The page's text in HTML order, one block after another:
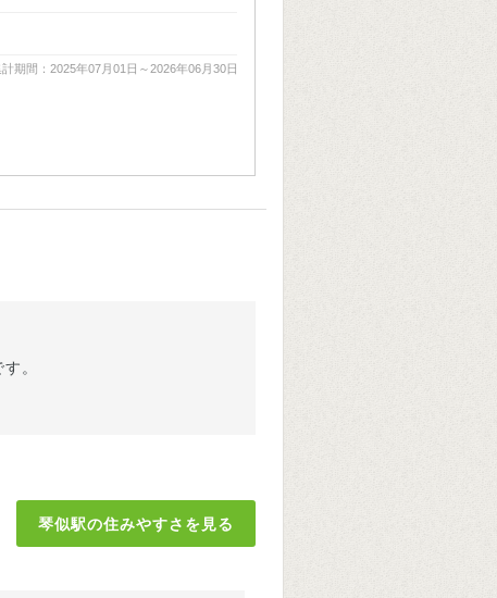
計期間：2025年07月01日～2026年06月30日
。
琴似駅の住みやすさを見る